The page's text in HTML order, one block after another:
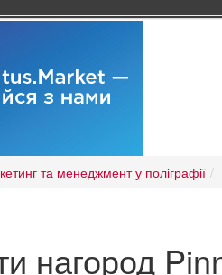
та менеджмент у поліграфії
нагород